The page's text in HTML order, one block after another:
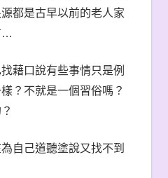
都是古早以前的老人家
…
藉口說有些事情只是例
？不就是一個習俗嗎？
自己道聽塗說又找不到